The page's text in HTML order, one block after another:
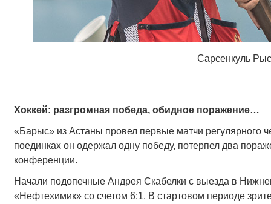
Сарсенкуль
Хоккей: разгромная победа, обидное поражение…
«Барыс» из Астаны провел первые матчи регулярного
поединках он одержал одну победу, потерпел два
конференции.
Начали подопечные Андрея Скабелки с выезда в
«Нефтехимик» со счетом 6:1. В стартовом периоде